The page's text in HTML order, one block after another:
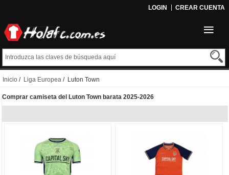
LOGIN CREAR CUENTA
Inicio / Liga Europea / Luton Town
Comprar camiseta del Luton Town barata 2025-2026